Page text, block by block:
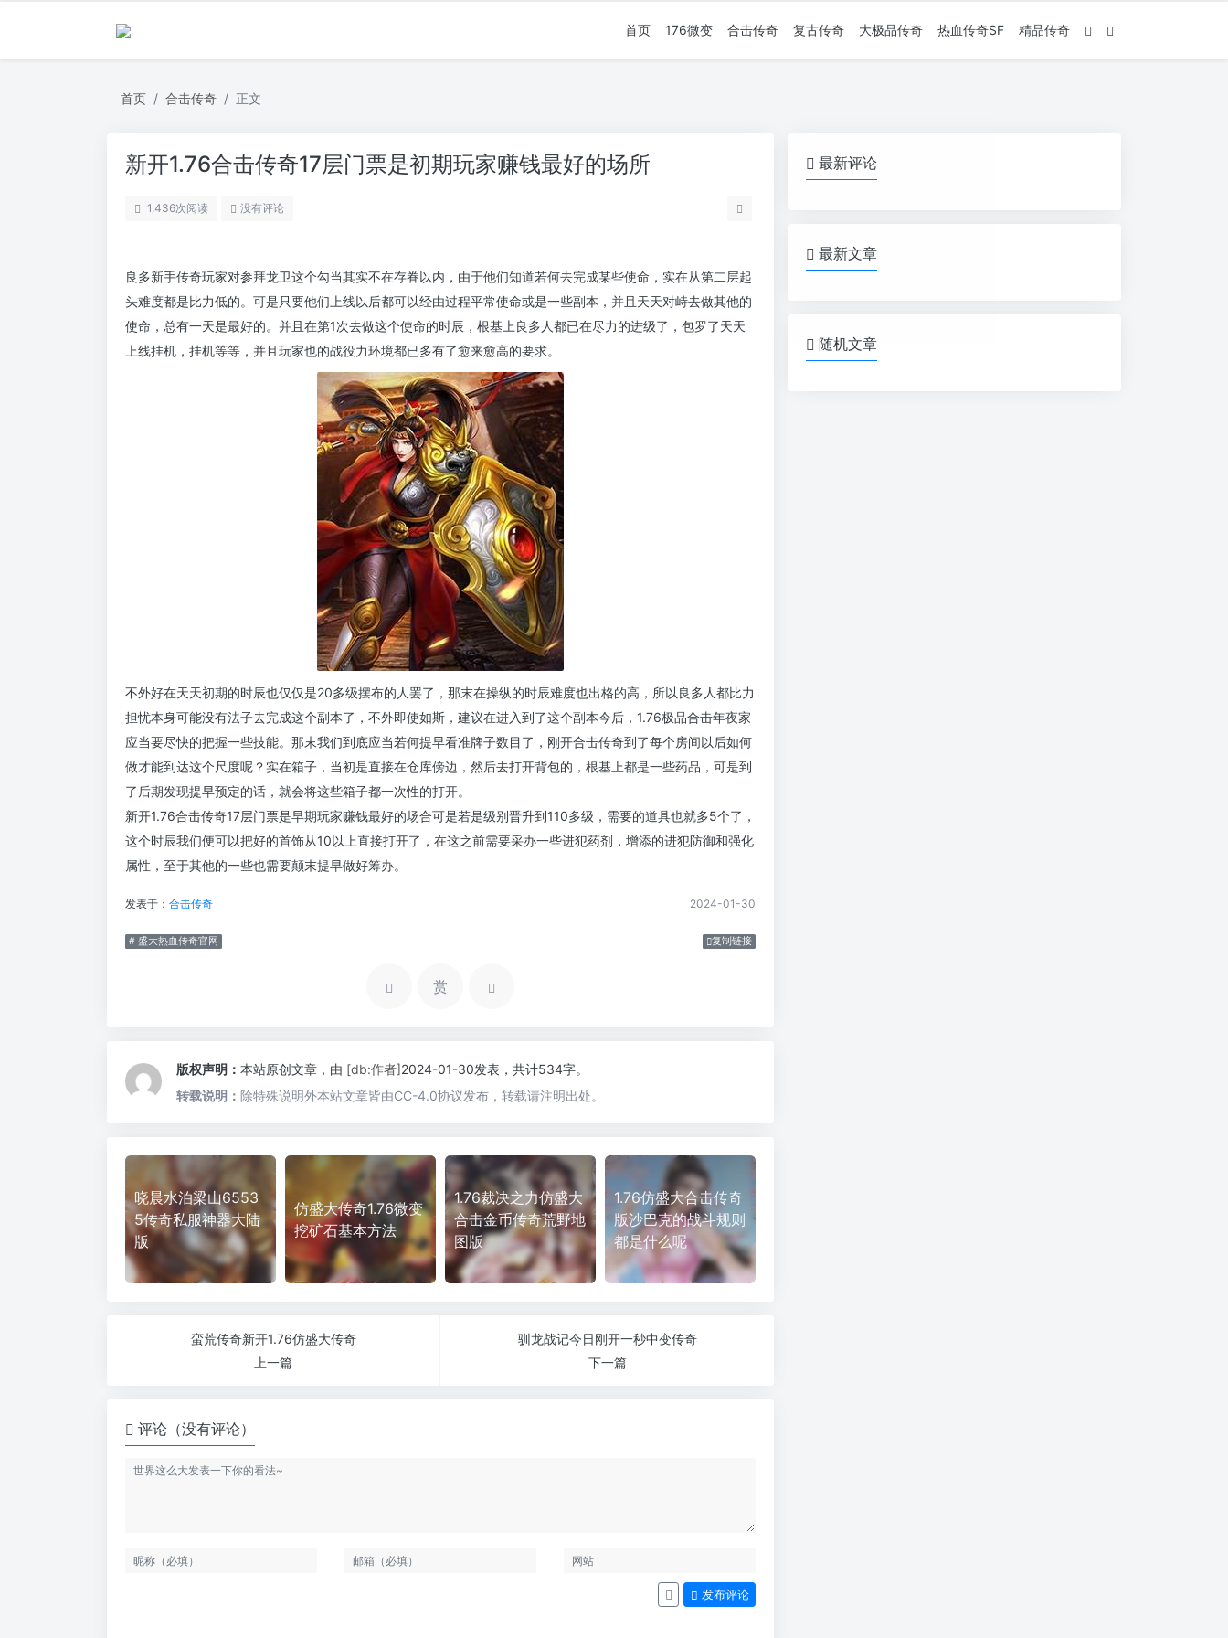
首页 176微变 合击传奇 复古传奇 大极品传奇 热血传奇SF 精品传奇
首页 合击传奇 正文
新开1.76合击传奇17层门票是初期玩家赚钱最好的场所
1,436次阅读 没有评论
良多新手传奇玩家对参拜龙卫这个勾当其实不在存眷以内，由于他们知道若何去完成某些使命，实在从第二层起
头难度都是比力低的。可是只要他们上线以后都可以经由过程平常使命或是一些副本，并且天天对峙去做其他的
使命，总有一天是最好的。并且在第1次去做这个使命的时辰，根基上良多人都已在尽力的进级了，包罗了天天
上线挂机，挂机等等，并且玩家也的战役力环境都已多有了愈来愈高的要求。
不外好在天天初期的时辰也仅仅是20多级摆布的人罢了，那末在操纵的时辰难度也出格的高，所以良多人都比力
担忧本身可能没有法子去完成这个副本了，不外即使如斯，建议在进入到了这个副本今后，1.76极品合击年夜家
应当要尽快的把握一些技能。那末我们到底应当若何提早看准牌子数目了，刚开合击传奇到了每个房间以后如何
做才能到达这个尺度呢？实在箱子，当初是直接在仓库傍边，然后去打开背包的，根基上都是一些药品，可是到
了后期发现提早预定的话，就会将这些箱子都一次性的打开。
新开1.76合击传奇17层门票是早期玩家赚钱最好的场合可是若是级别晋升到110多级，需要的道具也就多5个了，
这个时辰我们便可以把好的首饰从10以上直接打开了，在这之前需要采办一些进犯药剂，增添的进犯防御和强化
属性，至于其他的一些也需要颠末提早做好筹办。
发表于： 合击传奇 2024-01-30
# 盛大热血传奇官网 复制链接
赏
版权声明： 本站原创文章，由 [db:作者]2024-01-30发表，共计534字。
转载说明： 除特殊说明外本站文章皆由CC-4.0协议发布，转载请注明出处。
晓晨水泊梁山6553
5传奇私服神器大陆
版
仿盛大传奇1.76微变
挖矿石基本方法
1.76裁决之力仿盛大
合击金币传奇荒野地
图版
1.76仿盛大合击传奇
版沙巴克的战斗规则
都是什么呢
蛮荒传奇新开1.76仿盛大传奇
上一篇
驯龙战记今日刚开一秒中变传奇
下一篇
评论（没有评论）
发布评论
最新评论
最新文章
随机文章